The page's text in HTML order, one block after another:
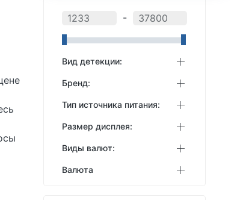
-
Вид детекции:
Бренд:
Тип источника питания:
Размер дисплея:
Виды валют:
Валюта